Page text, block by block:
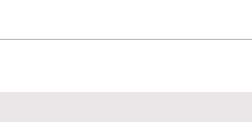
Zukunft stärken